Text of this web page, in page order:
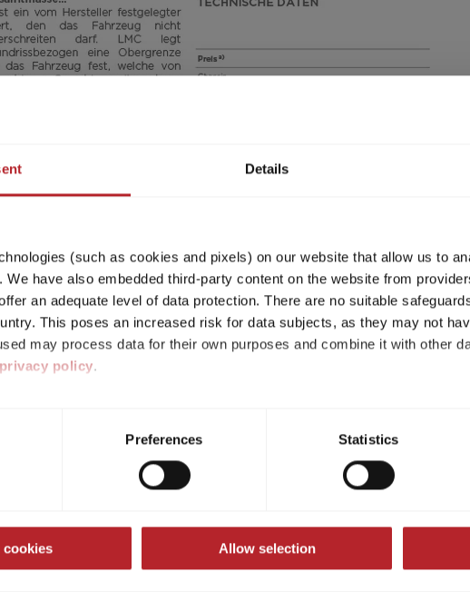
Details
(such as cookies and pixels) on our website that allow us to
We have also embedded third-party content on the website from
an adequate level of data protection. There are no suitable
This poses an increased risk for data subjects, as they may not
may process data for their own purposes and combine it with other
privacy policy.
Consent is voluntary, not required to visit the website, and can be
on Reject, only the necessary cookies will be set on the website, which
site and to enable page navigation.
Preferences Statistics
cookies Allow selection
22.600,– CHF
Preis ab Schlafplätze
nicht mehr verfügbar und wurde zu dem Grundriss des